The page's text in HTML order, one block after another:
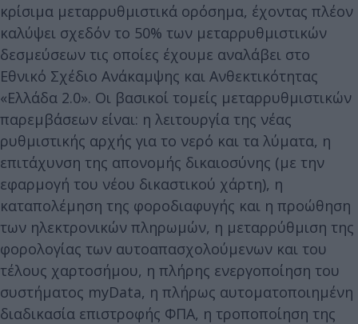
κρίσιμα μεταρρυθμιστικά ορόσημα, έχοντας πλέον
καλύψει σχεδόν το 50% των μεταρρυθμιστικών
δεσμεύσεων τις οποίες έχουμε αναλάβει στο
Εθνικό Σχέδιο Ανάκαμψης και Ανθεκτικότητας
«Ελλάδα 2.0». Οι βασικοί τομείς μεταρρυθμιστικών
παρεμβάσεων είναι: η λειτουργία της νέας
ρυθμιστικής αρχής για το νερό και τα λύματα, η
επιτάχυνση της απονομής δικαιοσύνης (με την
εφαρμογή του νέου δικαστικού χάρτη), η
καταπολέμηση της φοροδιαφυγής και η προώθηση
των ηλεκτρονικών πληρωμών, η μεταρρύθμιση της
φορολογίας των αυτοαπασχολούμενων και του
τέλους χαρτοσήμου, η πλήρης ενεργοποίηση του
συστήματος myData, η πλήρως αυτοματοποιημένη
διαδικασία επιστροφής ΦΠΑ, η τροποποίηση της